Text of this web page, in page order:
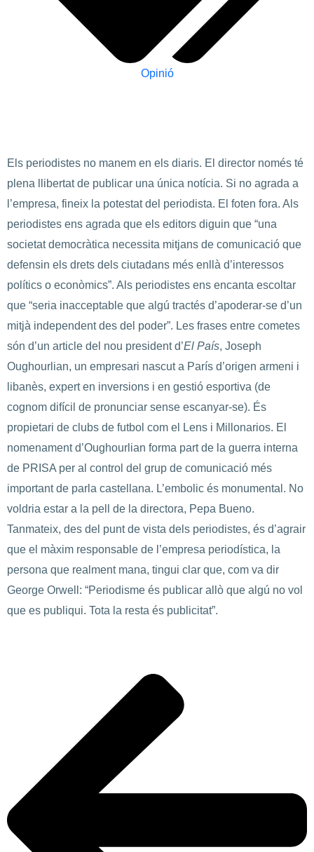
Opinió
Els periodistes no manem en els diaris. El director només té
plena llibertat de publicar una única notícia. Si no agrada a
l’empresa, fineix la potestat del periodista. El foten fora. Als
periodistes ens agrada que els editors diguin que “una
societat democràtica necessita mitjans de comunicació que
defensin els drets dels ciutadans més enllà d’interessos
polítics o econòmics”. Als periodistes ens encanta escoltar
que “seria inacceptable que algú tractés d’apoderar-se d’un
mitjà independent des del poder”. Les frases entre cometes
són d’un article del nou president d’El País, Joseph
Oughourlian, un empresari nascut a París d’origen armeni i
libanès, expert en inversions i en gestió esportiva (de
cognom difícil de pronunciar sense escanyar-se). És
propietari de clubs de futbol com el Lens i Millonarios. El
nomenament d’Oughourlian forma part de la guerra interna
de PRISA per al control del grup de comunicació més
important de parla castellana. L’embolic és monumental. No
voldria estar a la pell de la directora, Pepa Bueno.
Tanmateix, des del punt de vista dels periodistes, és d’agrair
que el màxim responsable de l’empresa periodística, la
persona que realment mana, tingui clar que, com va dir
George Orwell: “Periodisme és publicar allò que algú no vol
que es publiqui. Tota la resta és publicitat”.